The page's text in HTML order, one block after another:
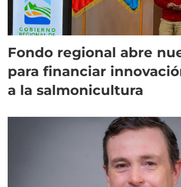
Fondo regional abre
para financiar
a la salmonicultura